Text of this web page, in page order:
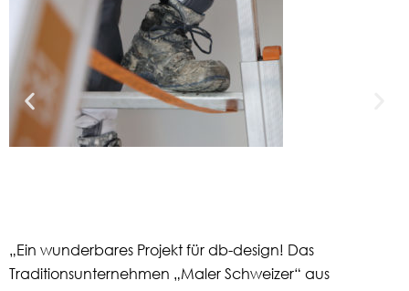
„Ein wunderbares Projekt für db-design! Das
Traditionsunternehmen „Maler Schweizer“ aus